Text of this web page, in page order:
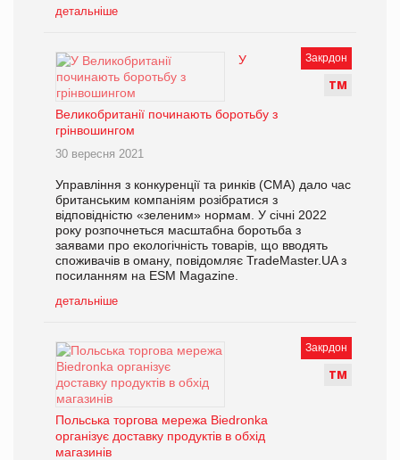
детальніше
Закрдон
ТМ
У
Великобританії починають боротьбу з
грінвошингом
30 вересня 2021
Управління з конкуренції та ринків (CMA) дало час
британським компаніям розібратися з
відповідністю «зеленим» нормам. У січні 2022
року розпочнеться масштабна боротьба з
заявами про екологічність товарів, що вводять
споживачів в оману, повідомляє TradeMaster.UA з
посиланням на ESM Magazine.
детальніше
Закрдон
ТМ
Польська торгова мережа Biedronka
організує доставку продуктів в обхід
магазинів